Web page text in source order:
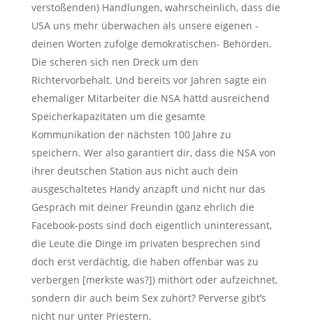
verstoßenden) Handlungen, wahrscheinlich, dass die
USA uns mehr überwachen als unsere eigenen -
deinen Worten zufolge demokratischen- Behörden.
Die scheren sich nen Dreck um den
Richtervorbehalt. Und bereits vor Jahren sagte ein
ehemaliger Mitarbeiter die NSA hättd ausreichend
Speicherkapazitäten um die gesamte
Kommunikation der nächsten 100 Jahre zu
speichern. Wer also garantiert dir, dass die NSA von
ihrer deutschen Station aus nicht auch dein
ausgeschaltetes Handy anzapft und nicht nur das
Gespräch mit deiner Freundin (ganz ehrlich die
Facebook-posts sind doch eigentlich uninteressant,
die Leute die Dinge im privaten besprechen sind
doch erst verdächtig, die haben offenbar was zu
verbergen [merkste was?]) mithört oder aufzeichnet,
sondern dir auch beim Sex zuhört? Perverse gibt’s
nicht nur unter Priestern.